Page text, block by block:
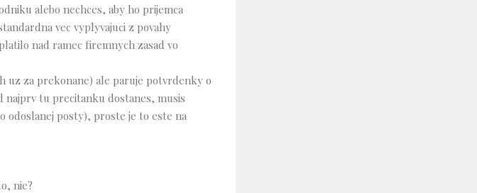
alebo nechces, aby ho prijemca
vec vyplyvajuci z povahy
nad ramec firemnych zasad vo
uz za prekonane) ale paruje potvrdenky o
tu precitanku dostanes, musis
odoslanej posty), proste je to este na
nie?